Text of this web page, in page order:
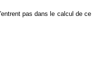
pas dans le calcul de ce